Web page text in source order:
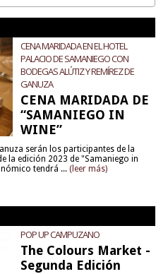
CENA MARIDADA EN EL HOTEL
PALACIO DE SAMANIEGO CON
BODEGAS ALÚTIZ Y REMÍREZ DE
GANUZA
CENA MARIDADA DE
“SAMANIEGO IN
WINE”
serán los participantes de la
la edición 2023 de "Samaniego in
tendrá ... (leer más)
POP UP CAMPUZANO
The Colours Market -
Segunda Edición